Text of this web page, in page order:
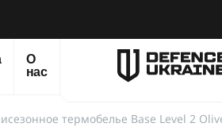
О
нас
термобелье Base Level 2